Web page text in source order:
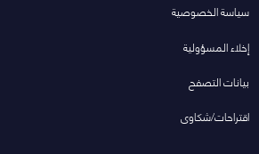
سياسة الخصوصية
إخلاء المسؤولية
بيانات التصفح
اقتراحات/شكاوى